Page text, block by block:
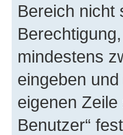
Bereich nicht
mindestens
eingeben
eigenen
Benutzer“